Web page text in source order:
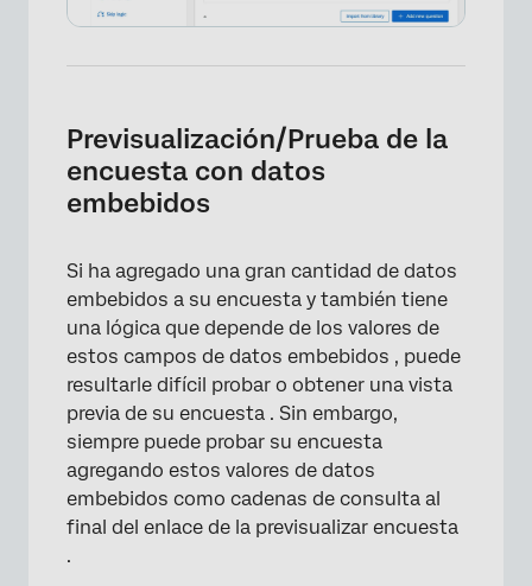
Previsualización/Prueba de la
encuesta con datos
embebidos
Si ha agregado una gran cantidad de datos
embebidos a su encuesta y también tiene
una lógica que depende de los valores de
estos campos de datos embebidos , puede
resultarle difícil probar o obtener una vista
previa de su encuesta . Sin embargo,
siempre puede probar su encuesta
agregando estos valores de datos
embebidos como cadenas de consulta al
final del enlace de la previsualizar encuesta
.